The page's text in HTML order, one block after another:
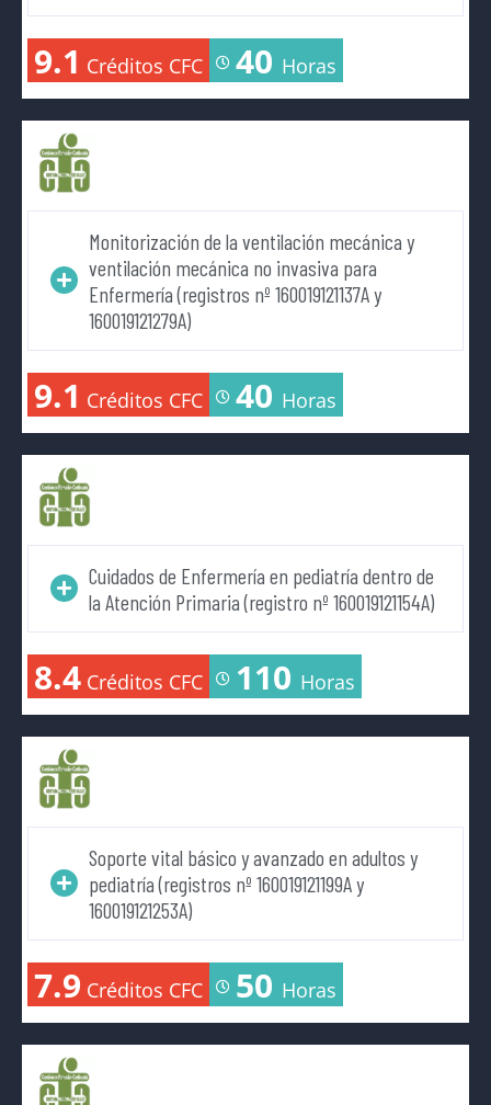
9.1 Créditos CFC 40 Horas
Monitorización de la ventilación mecánica y
ventilación mecánica no invasiva para
Enfermería (registros nº 160019121137A y
160019121279A)
9.1 Créditos CFC 40 Horas
Cuidados de Enfermería en pediatría dentro de
la Atención Primaria (registro nº 160019121154A)
8.4 Créditos CFC 110 Horas
Soporte vital básico y avanzado en adultos y
pediatría (registros nº 160019121199A y
160019121253A)
7.9 Créditos CFC 50 Horas